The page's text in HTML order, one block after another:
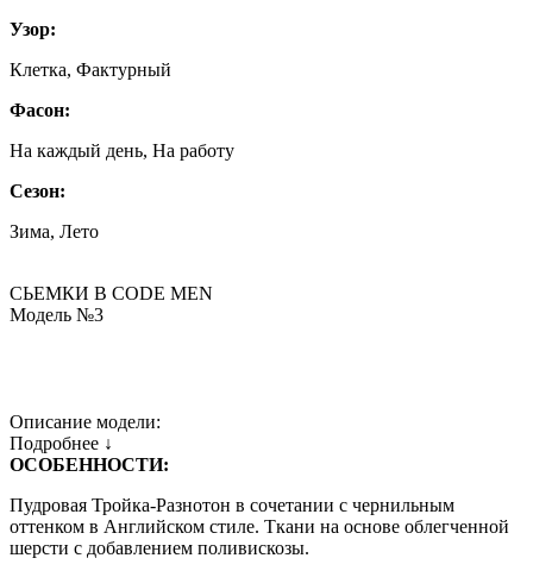
Узор:
Клетка, Фактурный
Фасон:
На каждый день, На работу
Сезон:
Зима, Лето
СЬЕМКИ В СODE MEN
Модель №3
Описание модели:
Подробнее ↓
ОСОБЕННОСТИ:
Пудровая Тройка-Разнотон в сочетании с чернильным
оттенком в Английском стиле. Ткани на основе облегченной
шерсти с добавлением поливискозы.